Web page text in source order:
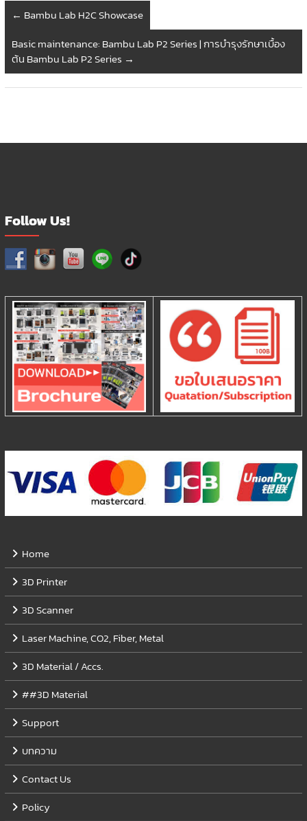
← Bambu Lab H2C Showcase
Basic maintenance: Bambu Lab P2 Series | การบำรุงรักษาเบื้อง
ต้น Bambu Lab P2 Series →
Follow Us!
Home
3D Printer
3D Scanner
Laser Machine, CO2, Fiber, Metal
3D Material / Accs.
##3D Material
Support
บทความ
Contact Us
Policy